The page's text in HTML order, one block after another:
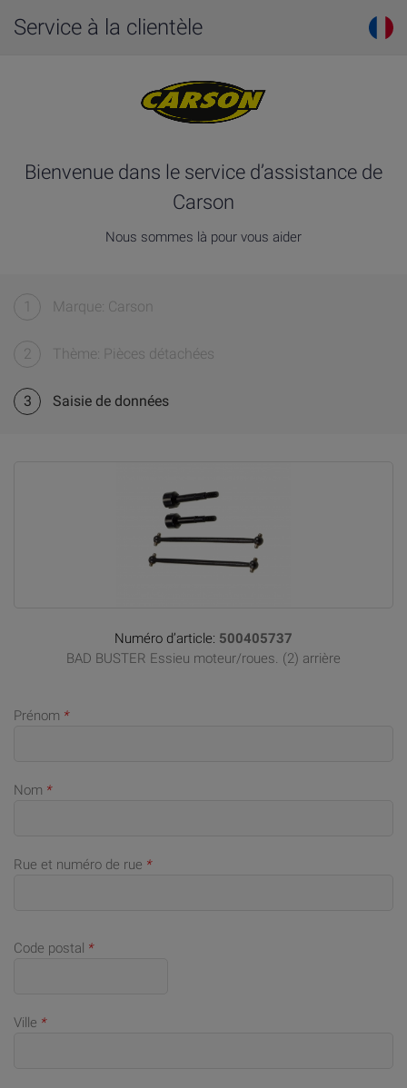
Service à la clientèle
Bienvenue dans le service d’assistance de
Carson
Nous sommes là pour vous aider
1 Marque: Carson
2 Thème: Pièces détachées
3 Saisie de données
Numéro d’article: 500405737
BAD BUSTER Essieu moteur/roues. (2) arrière
Prénom *
Nom *
Rue et numéro de rue *
Code postal *
Ville *